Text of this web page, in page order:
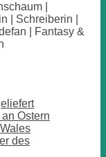
|
| Schreiberin |
| Fantasy &
Ostern
des